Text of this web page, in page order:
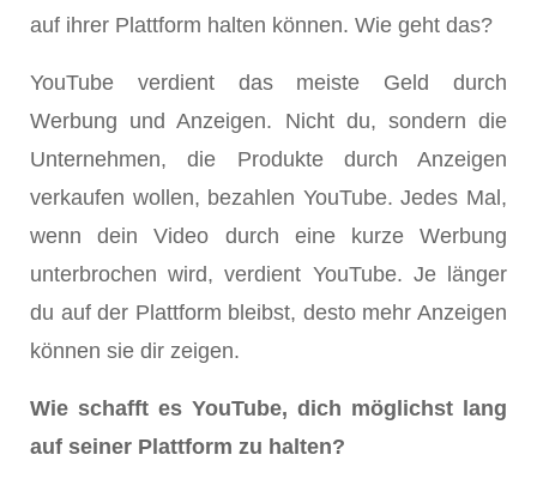
auf ihrer Plattform halten können. Wie geht das?
YouTube verdient das meiste Geld durch
Werbung und Anzeigen. Nicht du, sondern die
Unternehmen, die Produkte durch Anzeigen
verkaufen wollen, bezahlen YouTube. Jedes Mal,
wenn dein Video durch eine kurze Werbung
unterbrochen wird, verdient YouTube. Je länger
du auf der Plattform bleibst, desto mehr Anzeigen
können sie dir zeigen.
Wie schafft es YouTube, dich möglichst lang
auf seiner Plattform zu halten?